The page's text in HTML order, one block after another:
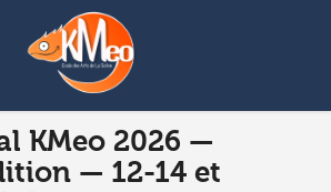
KMeo 2026 —
— 12-14 et